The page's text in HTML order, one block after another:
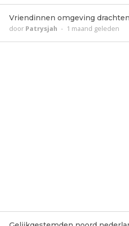
Vriendinnen omgeving drachten
door Patrysjah - 1 maand geleden